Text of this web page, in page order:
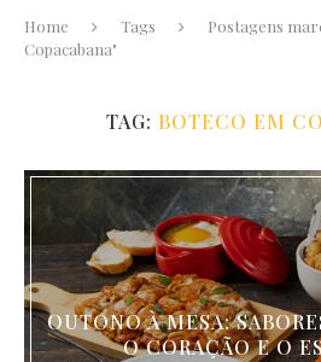
Home Tags
Postagens
Copacabana"
TAG: BOTECO EM
OUTONO À MESA:
O CORAÇÃO E O